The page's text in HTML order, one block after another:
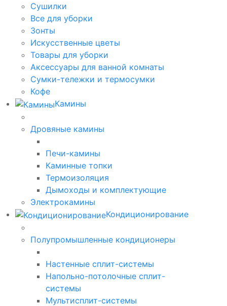
Сушилки
Все для уборки
Зонты
Искусственные цветы
Товары для уборки
Аксессуары для ванной комнаты
Сумки-тележки и термосумки
Кофе
Камины
Дровяные камины
Печи-камины
Каминные топки
Термоизоляция
Дымоходы и комплектующие
Электрокамины
Кондиционирование
Полупромышленные кондиционеры
Настенные сплит-системы
Напольно-потолочные сплит-
системы
Мультисплит-системы